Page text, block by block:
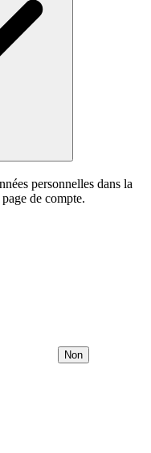
personnelles dans la
de compte.
Non